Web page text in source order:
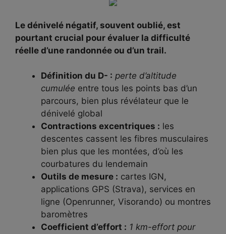
Le dénivelé négatif, souvent oublié, est
pourtant crucial pour évaluer la difficulté
réelle d’une randonnée ou d’un trail.
Définition du D- : perte d’altitude
cumulée entre tous les points bas d’un
parcours, bien plus révélateur que le
dénivelé global
Contractions excentriques : les
descentes cassent les fibres musculaires
bien plus que les montées, d’où les
courbatures du lendemain
Outils de mesure : cartes IGN,
applications GPS (Strava), services en
ligne (Openrunner, Visorando) ou montres
baromètres
Coefficient d’effort : 1 km-effort pour